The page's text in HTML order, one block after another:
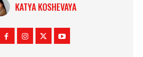
KATYA KOSHEVAYA